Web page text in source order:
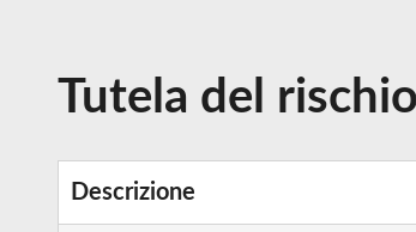
Tutela del
Descrizione